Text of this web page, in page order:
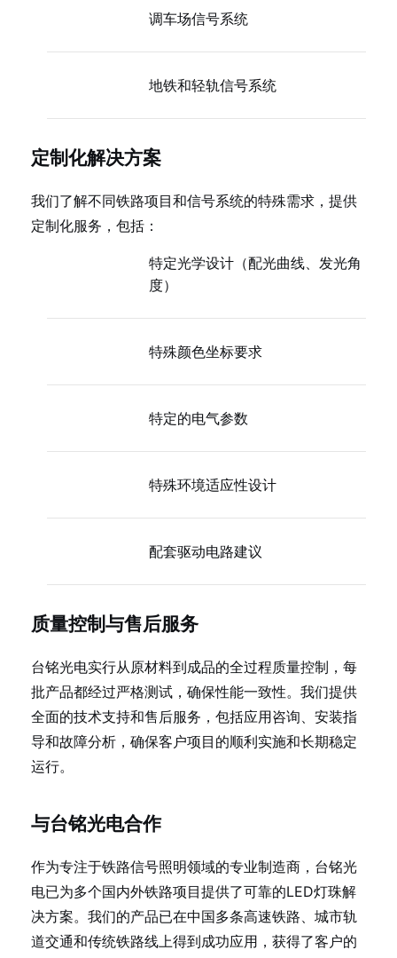
调车场信号系统
地铁和轻轨信号系统
定制化解决方案
我们了解不同铁路项目和信号系统的特殊需求，提供
定制化服务，包括：
特定光学设计（配光曲线、发光角
度）
特殊颜色坐标要求
特定的电气参数
特殊环境适应性设计
配套驱动电路建议
质量控制与售后服务
台铭光电实行从原材料到成品的全过程质量控制，每
批产品都经过严格测试，确保性能一致性。我们提供
全面的技术支持和售后服务，包括应用咨询、安装指
导和故障分析，确保客户项目的顺利实施和长期稳定
运行。
与台铭光电合作
作为专注于铁路信号照明领域的专业制造商，台铭光
电已为多个国内外铁路项目提供了可靠的LED灯珠解
决方案。我们的产品已在中国多条高速铁路、城市轨
道交通和传统铁路线上得到成功应用，获得了客户的